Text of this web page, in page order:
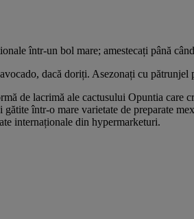
într-un bol mare; amestecați până
dacă doriți. Asezonați cu
de lacrimă ale cactusului Opuntia care
gătite într-o mare varietate de preparate
internaționale din hypermarketuri.